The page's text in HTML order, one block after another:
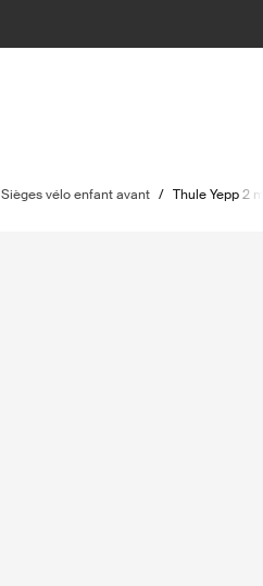
Sièges vélo enfant avant / Thule Yepp 2